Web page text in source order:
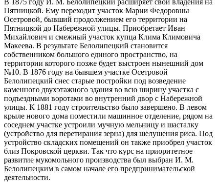
Пятницкой. Ему переходит участок Марии Федоровны
Осетровой, бывший продолжением его территории на
Пятницкой до Набережной улицы. Приобретает Иван
Михайлович и смежный участок купца Клима Климовича
Макеева. В результате Белолипецкий становится
собственником большого единого пространство, на
территории которого позже будет выстроен нынешний дом
№10. В 1876 году на бывшем участке Осетровой
Белолипецкий снес старые постройки под возведение
каменного двухэтажного здания во всю ширину участка с
подъездными воротами во внутренний двор с Набережной
улицы. К 1881 году строительство было завершено. В левом
крыле нового дома поместили машинное отделение, рядом на
соседнем участке устроили мучную мельницу и шасталку
(устройство для перетирания зерна) для шелушения риса. Под
устройство складских помещений он также приобрел участок
близ Покровской церкви. Так что курс на приоритетное
развитие мукомольного производства был выбран И. М.
Белолипецким в самом начале его предпринимательской
деятельности.